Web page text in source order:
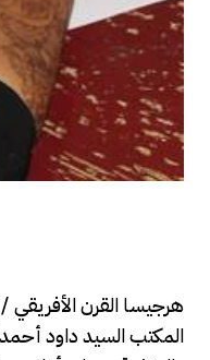
المكتب السيد داود